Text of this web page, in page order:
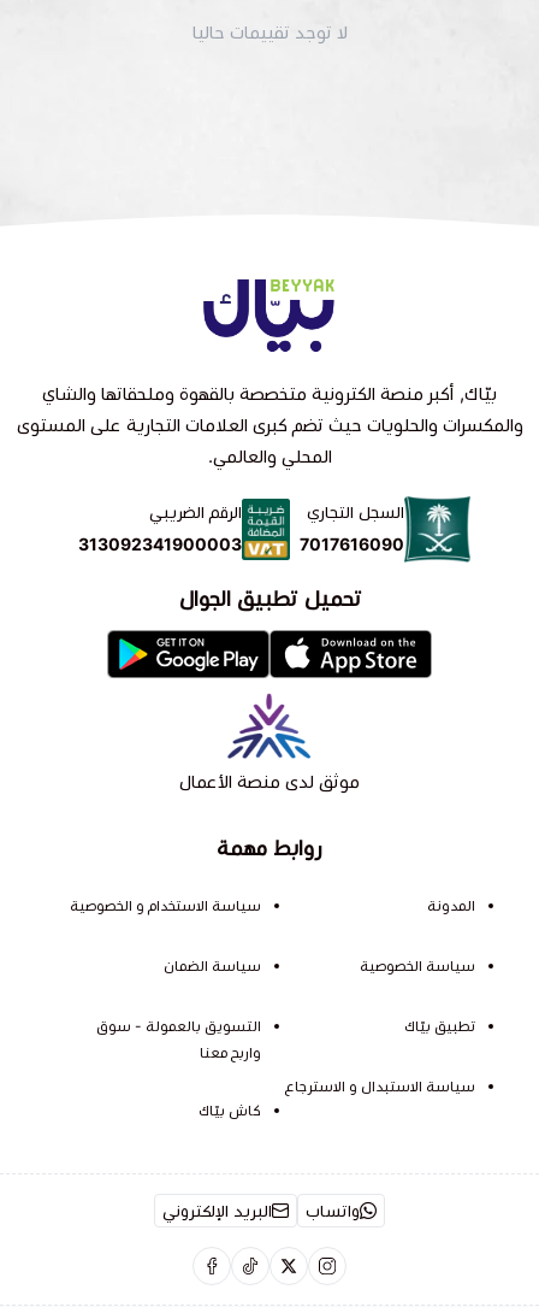
لا توجد تقييمات حاليا
روابط مهمة
المدونة
سياسة الخصوصية
تطبيق بيّاك
سياسة الاستبدال و الاسترجاع
سياسة الاستخدام و الخصوصية
سياسة الضمان
التسويق بالعمولة - سوق
واربح معنا
كاش بيّاك
بيّاك, أكبر منصة الكترونية متخصصة بالقهوة وملحقاتها والشاي
والمكسرات والحلويات حيث تضم كبرى العلامات التجارية على المستوى
المحلي والعالمي.
السجل التجاري
7017616090
الرقم الضريبي
313092341900003
تحميل تطبيق الجوال
موثق لدى منصة الأعمال
واتساب البريد الإلكتروني